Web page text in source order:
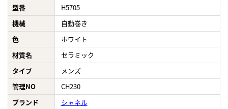
型番
H5705
機械
自動巻き
色
ホワイト
材質名
セラミック
タイプ
メンズ
管理NO
CH230
ブランド
シャネル